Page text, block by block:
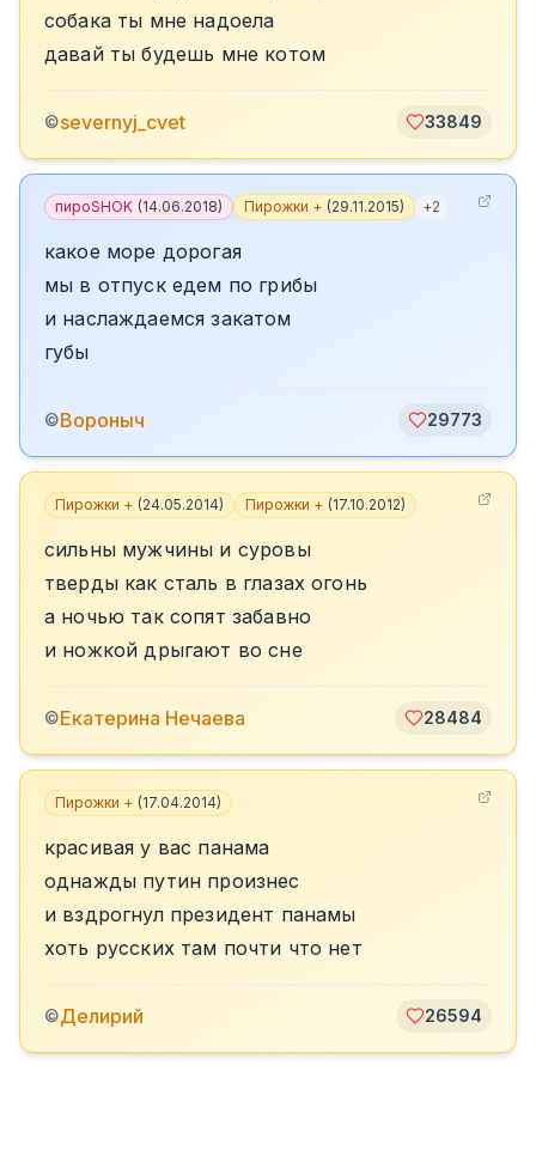
собака ты мне надоела
давай ты будешь мне котом
©severnyj_cvet 33849
пироSHOK (14.06.2018) Пирожки + (29.11.2015) +2
какое море дорогая
мы в отпуск едем по грибы
и наслаждаемся закатом
губы
©Вороныч 29773
Пирожки + (24.05.2014) Пирожки + (17.10.2012)
сильны мужчины и суровы
тверды как сталь в глазах огонь
а ночью так сопят забавно
и ножкой дрыгают во сне
©Екатерина Нечаева 28484
Пирожки + (17.04.2014)
красивая у вас панама
однажды путин произнес
и вздрогнул президент панамы
хоть русских там почти что нет
©Делирий 26594